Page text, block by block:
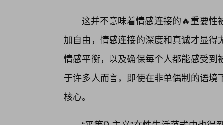
这并不意味着情感连接的🔥重要
加自由，情感连接的深度和真诚才显
情感平衡，以及确保每个人都能感受
于许多人而言，即使在非单偶制的语
核心。